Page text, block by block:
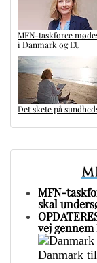
MFN-taskforce
i Danmark og EU
Det skete på
MFN-
skal
vej gennem